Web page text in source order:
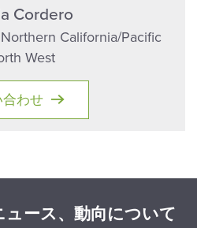
Cordero
California/Pacific
West
合わせ
ュース、動向について